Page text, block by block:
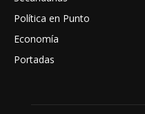
Política en Punto
Economía
Portadas